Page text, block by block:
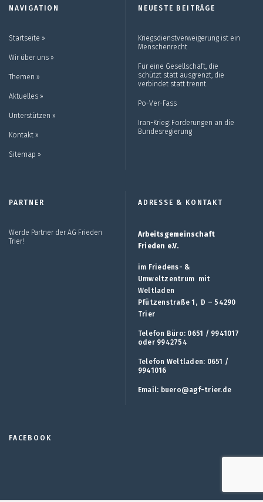
NAVIGATION
Startseite ››
Wir über uns ››
Themen ››
Aktuelles ››
Unterstützen ››
Kontakt ››
Sitemap ››
NEUESTE BEITRÄGE
Kriegsdienstverweigerung ist ein
Menschenrecht
Für eine Gesellschaft, die
schützt statt ausgrenzt, die
verbindet statt trennt.
Po-Ver-Fass
Iran-Krieg: Forderungen an die
Bundesregierung
PARTNER
Werde Partner der AG Frieden
Trier!
ADRESSE & KONTAKT
Arbeitsgemeinschaft
Frieden e.V.
im Friedens- &
Umweltzentrum mit
Weltladen
Pfützenstraße 1, D – 54290
Trier
Telefon Büro: 0651 / 9941017
oder 9942754
Telefon Weltladen: 0651 /
9941016
Email: buero@agf-trier.de
FACEBOOK